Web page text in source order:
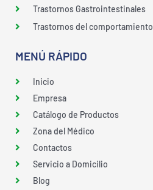
Trastornos Gastrointestinales
Trastornos del comportamiento
MENÚ RÁPIDO
Inicio
Empresa
Catálogo de Productos
Zona del Médico
Contactos
Servicio a Domicilio
Blog